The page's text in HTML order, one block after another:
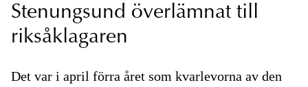
Stenungsund överlämnat till
riksåklagaren
Det var i april förra året som kvarlevorna av den